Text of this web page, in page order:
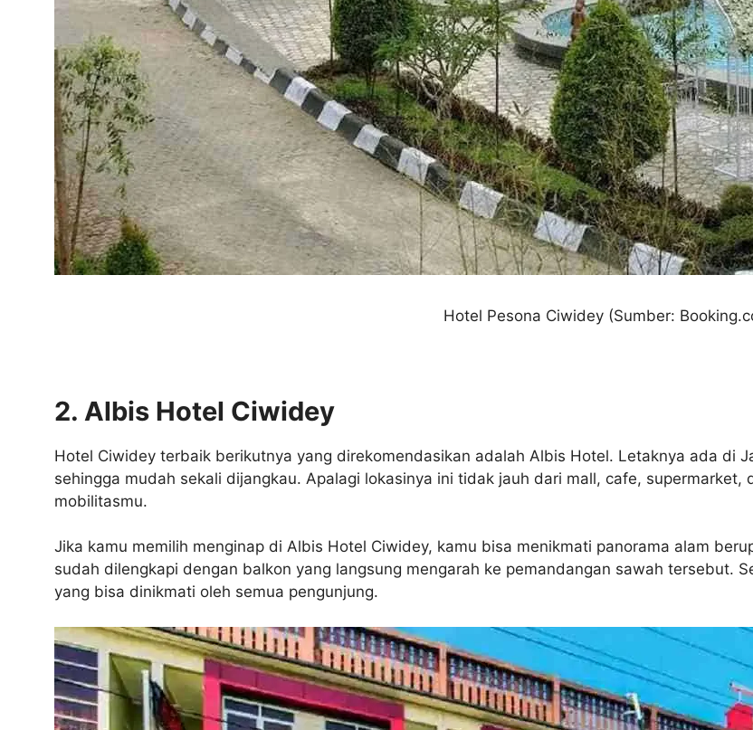
Hotel Pesona Ciwidey (Sumber:
2. Albis Hotel Ciwidey
Hotel Ciwidey terbaik berikutnya yang direkomendasikan adalah Albis Hotel. Letaknya ada di
sehingga mudah sekali dijangkau. Apalagi lokasinya ini tidak jauh dari mall, cafe,
mobilitasmu.
Jika kamu memilih menginap di Albis Hotel Ciwidey, kamu bisa menikmati panorama alam
sudah dilengkapi dengan balkon yang langsung mengarah ke pemandangan sawah tersebut.
yang bisa dinikmati oleh semua pengunjung.